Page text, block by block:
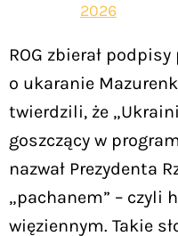
2026
ROG zbierał
o ukaranie
twierdzili, że
goszczący w
nazwał Prezydenta
„pachanem” – czyli
więziennym. Takie